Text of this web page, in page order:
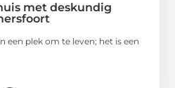
met deskundig
een plek om te leven; het is een